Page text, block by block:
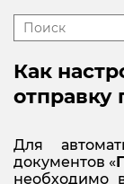
Как
отправку
Для
документов «
необходимо